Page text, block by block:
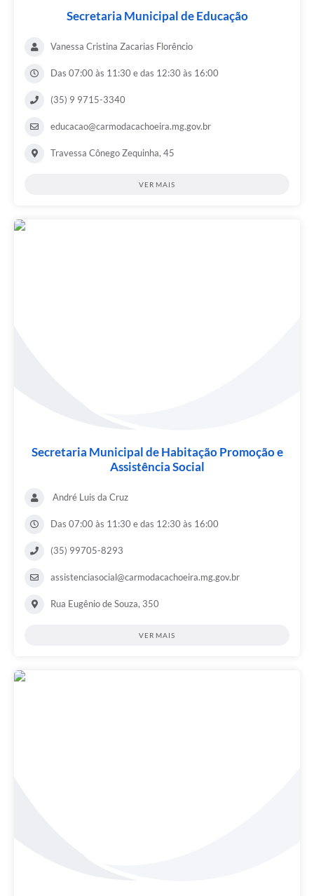
Secretaria Municipal de Educação
Vanessa Cristina Zacarias Florêncio
Das 07:00 às 11:30 e das 12:30 às 16:00
(35) 9 9715-3340
educacao@carmodacachoeira.mg.gov.br
Travessa Cônego Zequinha, 45
VER MAIS
Secretaria Municipal de Habitação Promoção e
Assistência Social
André Luis da Cruz
Das 07:00 às 11:30 e das 12:30 às 16:00
(35) 99705-8293
assistenciasocial@carmodacachoeira.mg.gov.br
Rua Eugênio de Souza, 350
VER MAIS